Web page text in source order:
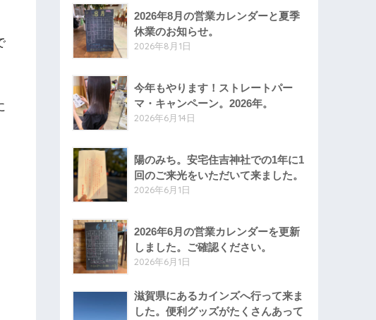
2026年8月の営業カレンダーと夏季
休業のお知らせ。
2026年8月1日
今年もやります！ストレートパー
マ・キャンペーン。2026年。
2026年6月14日
陽のみち。安宅住吉神社での1年に1
回のご来光をいただいて来ました。
2026年6月1日
2026年6月の営業カレンダーを更新
しました。ご確認ください。
2026年6月1日
滋賀県にあるカインズへ行って来ま
した。便利グッズがたくさんあって